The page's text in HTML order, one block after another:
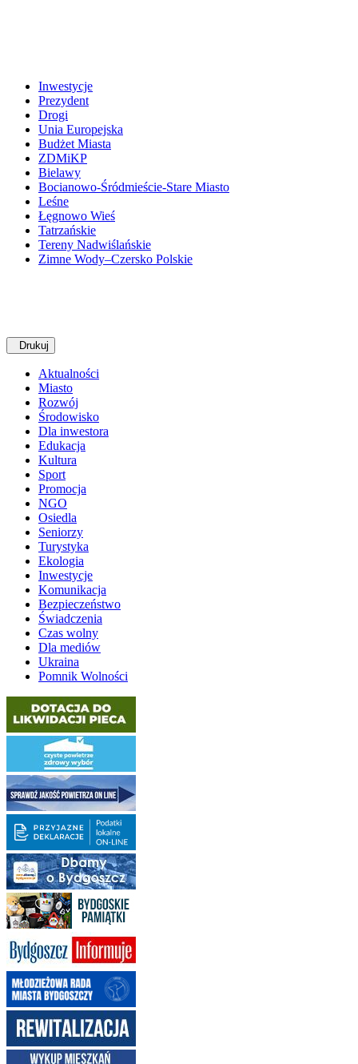
Inwestycje
Prezydent
Drogi
Unia Europejska
Budżet Miasta
ZDMiKP
Bielawy
Bocianowo-Śródmieście-Stare Miasto
Leśne
Łęgnowo Wieś
Tatrzańskie
Tereny Nadwiślańskie
Zimne Wody–Czersko Polskie
Drukuj
Aktualności
Miasto
Rozwój
Środowisko
Dla inwestora
Edukacja
Kultura
Sport
Promocja
NGO
Osiedla
Seniorzy
Turystyka
Ekologia
Inwestycje
Komunikacja
Bezpieczeństwo
Świadczenia
Czas wolny
Dla mediów
Ukraina
Pomnik Wolności